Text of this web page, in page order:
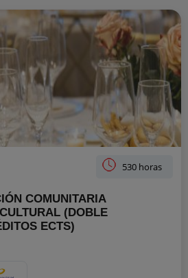
530 horas
COMUNITARIA
(DOBLE
ECTS)